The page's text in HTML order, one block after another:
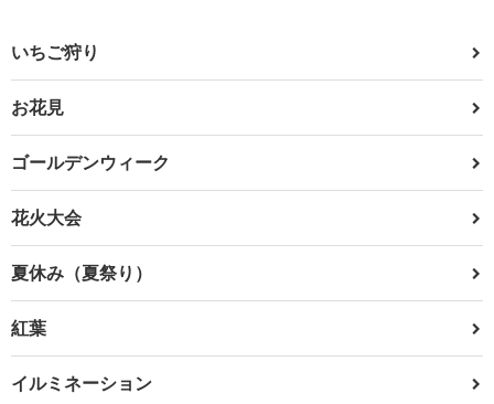
いちご狩り
お花見
ゴールデンウィーク
花火大会
夏休み（夏祭り）
紅葉
イルミネーション